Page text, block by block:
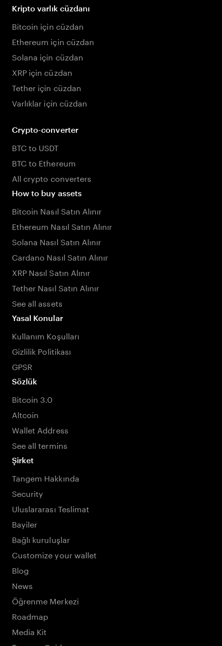
Kripto varlık cüzdanı
Bitcoin için cüzdan
Ethereum için cüzdan
Solana için cüzdan
XRP için cüzdan
Tether için cüzdan
Varlıklar için cüzdan
Crypto-converter
BTC to USDT
BTC to Ethereum
All crypto converters
How to buy assets
Bitcoin Nasıl Satın Alınır
Ethereum Nasıl Satın Alınır
Solana Nasıl Satın Alınır
Cardano Nasıl Satın Alınır
XRP Nasıl Satın Alınır
Tether Nasıl Satın Alınır
See all assets
Yasal Konular
Kullanım Koşulları
Gizlilik Politikası
GPSR
Sözlük
Bitcoin 3.0
Altcoin
Wallet Address
See all termins
Şirket
Tangem Hakkında
Security
Uluslararası Teslimat
Bayiler
Bağlı kuruluşlar
Customize your wallet
Blog
News
Öğrenme Merkezi
Roadmap
Media Kit